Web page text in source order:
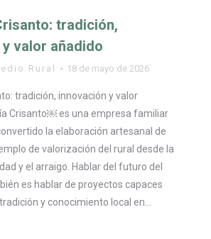
tradición,
valor añadido
Rural 18 de mayo de 2026
tradición, innovación y valor
Crisanto￼ es una empresa familiar
la elaboración artesanal de
de valorización del rural desde la
y el arraigo. Hablar del futuro del
es hablar de proyectos capaces
y conocimiento local en…